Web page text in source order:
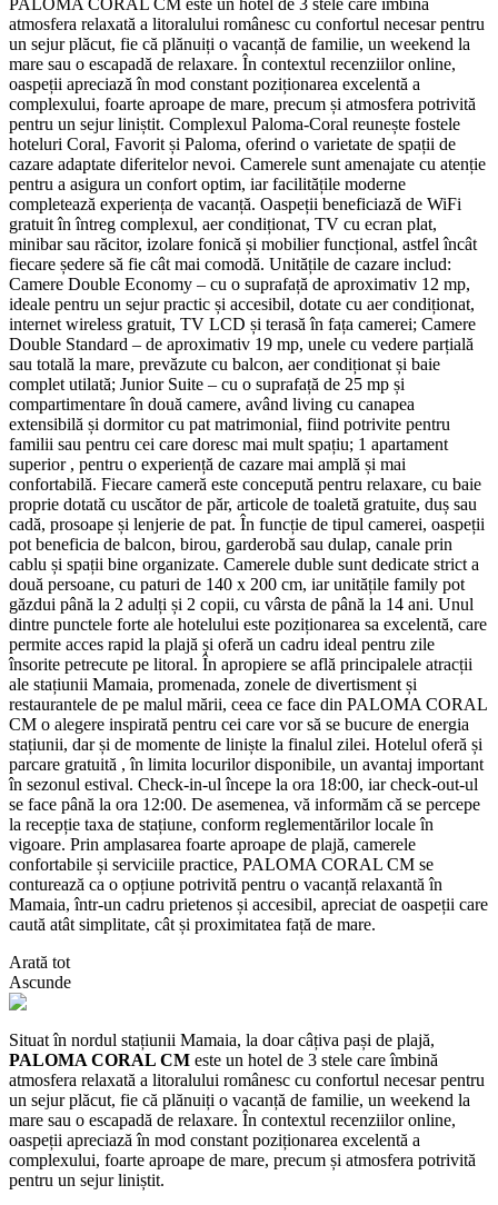
atmosfera relaxată a litoralului românesc cu confortul necesar pentru
un sejur plăcut, fie că plănuiți o vacanță de familie, un weekend la
mare sau o escapadă de relaxare. În contextul recenziilor online,
oaspeții apreciază în mod constant poziționarea excelentă a
complexului, foarte aproape de mare, precum și atmosfera potrivită
pentru un sejur liniștit. Complexul Paloma-Coral reunește fostele
hoteluri Coral, Favorit și Paloma, oferind o varietate de spații de
cazare adaptate diferitelor nevoi. Camerele sunt amenajate cu atenție
pentru a asigura un confort optim, iar facilitățile moderne
completează experiența de vacanță. Oaspeții beneficiază de WiFi
gratuit în întreg complexul, aer condiționat, TV cu ecran plat,
minibar sau răcitor, izolare fonică și mobilier funcțional, astfel încât
fiecare ședere să fie cât mai comodă. Unitățile de cazare includ:
Camere Double Economy – cu o suprafață de aproximativ 12 mp,
ideale pentru un sejur practic și accesibil, dotate cu aer condiționat,
internet wireless gratuit, TV LCD și terasă în fața camerei; Camere
Double Standard – de aproximativ 19 mp, unele cu vedere parțială
sau totală la mare, prevăzute cu balcon, aer condiționat și baie
complet utilată; Junior Suite – cu o suprafață de 25 mp și
compartimentare în două camere, având living cu canapea
extensibilă și dormitor cu pat matrimonial, fiind potrivite pentru
familii sau pentru cei care doresc mai mult spațiu; 1 apartament
superior , pentru o experiență de cazare mai amplă și mai
confortabilă. Fiecare cameră este concepută pentru relaxare, cu baie
proprie dotată cu uscător de păr, articole de toaletă gratuite, duș sau
cadă, prosoape și lenjerie de pat. În funcție de tipul camerei, oaspeții
pot beneficia de balcon, birou, garderobă sau dulap, canale prin
cablu și spații bine organizate. Camerele duble sunt dedicate strict a
două persoane, cu paturi de 140 x 200 cm, iar unitățile family pot
găzdui până la 2 adulți și 2 copii, cu vârsta de până la 14 ani. Unul
dintre punctele forte ale hotelului este poziționarea sa excelentă, care
permite acces rapid la plajă și oferă un cadru ideal pentru zile
însorite petrecute pe litoral. În apropiere se află principalele atracții
ale stațiunii Mamaia, promenada, zonele de divertisment și
restaurantele de pe malul mării, ceea ce face din PALOMA CORAL
CM o alegere inspirată pentru cei care vor să se bucure de energia
stațiunii, dar și de momente de liniște la finalul zilei. Hotelul oferă și
parcare gratuită , în limita locurilor disponibile, un avantaj important
în sezonul estival. Check-in-ul începe la ora 18:00, iar check-out-ul
se face până la ora 12:00. De asemenea, vă informăm că se percepe
la recepție taxa de stațiune, conform reglementărilor locale în
vigoare. Prin amplasarea foarte aproape de plajă, camerele
confortabile și serviciile practice, PALOMA CORAL CM se
conturează ca o opțiune potrivită pentru o vacanță relaxantă în
Mamaia, într-un cadru prietenos și accesibil, apreciat de oaspeții care
caută atât simplitate, cât și proximitatea față de mare.
Arată tot
Ascunde
Situat în nordul stațiunii Mamaia, la doar câțiva pași de plajă,
PALOMA CORAL CM este un hotel de 3 stele care îmbină
atmosfera relaxată a litoralului românesc cu confortul necesar pentru
un sejur plăcut, fie că plănuiți o vacanță de familie, un weekend la
mare sau o escapadă de relaxare. În contextul recenziilor online,
oaspeții apreciază în mod constant poziționarea excelentă a
complexului, foarte aproape de mare, precum și atmosfera potrivită
pentru un sejur liniștit.